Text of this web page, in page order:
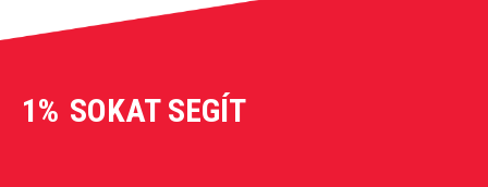
1% SOKAT SEGÍT